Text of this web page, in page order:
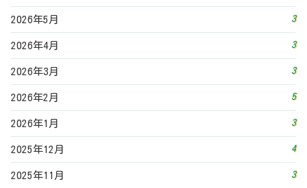
2026年5月 3
2026年4月 3
2026年3月 3
2026年2月 5
2026年1月 3
2025年12月 4
2025年11月 3